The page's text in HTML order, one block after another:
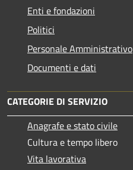
Enti e fondazioni
Politici
Personale Amministrativo
Documenti e dati
CATEGORIE DI SERVIZIO
Anagrafe e stato civile
Cultura e tempo libero
Vita lavorativa